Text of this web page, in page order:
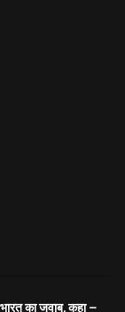
का जवाब, कहा –